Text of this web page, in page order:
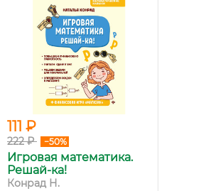
111 ₽
222 ₽ −50%
Игровая математика.
Решай-ка!
Конрад Н.